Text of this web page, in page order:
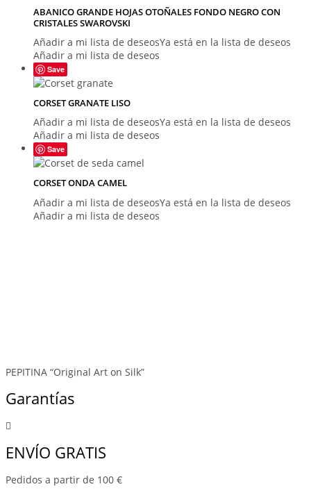
ABANICO GRANDE HOJAS OTOÑALES FONDO NEGRO CON
CRISTALES SWAROVSKI
Añadir a mi lista de deseosYa está en la lista de deseos
Añadir a mi lista de deseos
Save
CORSET GRANATE LISO
Añadir a mi lista de deseosYa está en la lista de deseos
Añadir a mi lista de deseos
Save
CORSET ONDA CAMEL
Añadir a mi lista de deseosYa está en la lista de deseos
Añadir a mi lista de deseos
PEPITINA “Original Art on Silk”
Garantías
ENVÍO GRATIS
Pedidos a partir de 100 €